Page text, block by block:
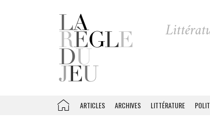
ARTICLES ARCHIVES LITTÉRATURE